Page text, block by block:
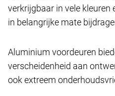
verkrijgbaar in vele kleuren
in belangrijke mate
Aluminium voordeuren
verscheidenheid aan
ook extreem